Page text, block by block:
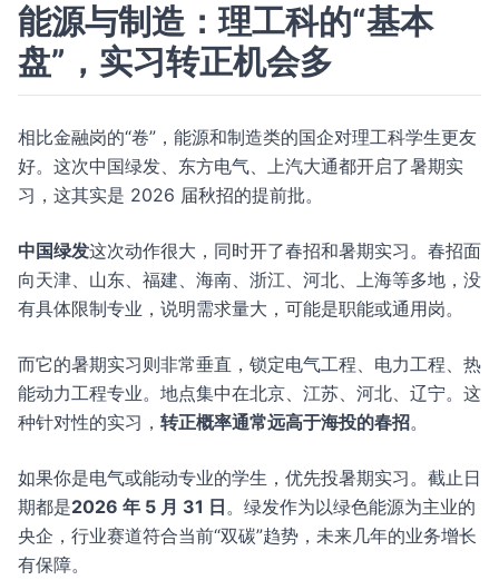
能源与制造：理工科的“基本
盘”，实习转正机会多
相比金融岗的“卷”，能源和制造类的国企对理工科学生更友
好。这次中国绿发、东方电气、上汽大通都开启了暑期实
习，这其实是 2026 届秋招的提前批。
中国绿发这次动作很大，同时开了春招和暑期实习。春招面
向天津、山东、福建、海南、浙江、河北、上海等多地，没
有具体限制专业，说明需求量大，可能是职能或通用岗。
而它的暑期实习则非常垂直，锁定电气工程、电力工程、热
能动力工程专业。地点集中在北京、江苏、河北、辽宁。这
种针对性的实习， 转正概率通常远高于海投的春招。
如果你是电气或能动专业的学生，优先投暑期实习。截止日
期都是2026 年 5 月 31 日。绿发作为以绿色能源为主业的
央企，行业赛道符合当前“双碳”趋势，未来几年的业务增长
有保障。